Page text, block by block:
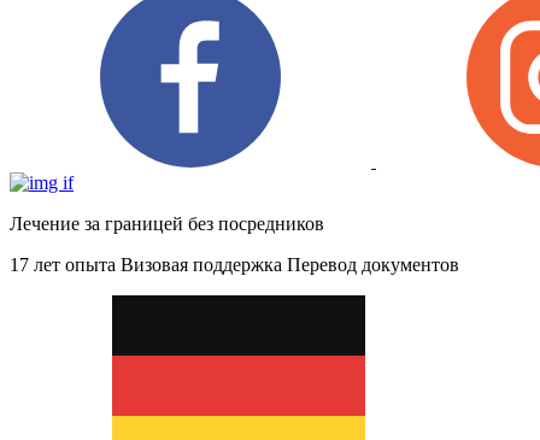
Лечение за границей без посредников
17 лет опыта Визовая поддержка Перевод документов